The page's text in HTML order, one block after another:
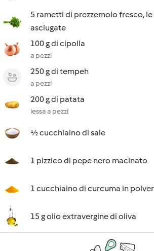
5 rametti di prezzemolo fresco,
asciugate
100 g di cipolla
a pezzi
250 g di tempeh
a pezzi
200 g di patata
lessa a pezzi
½ cucchiaino di sale
1 pizzico di pepe nero macinato
1 cucchiaino di curcuma in
15 g olio extravergine di oliva